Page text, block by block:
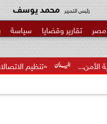
رئيس التحرير محمد يوسف
مصر تقارير وقضايا سياسة
«تنظيم الاتصالات» يوضح